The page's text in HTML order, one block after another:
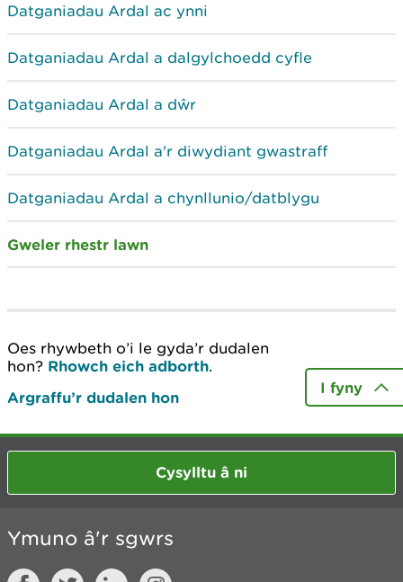
Datganiadau Ardal ac ynni
Datganiadau Ardal a dalgylchoedd cyfle
Datganiadau Ardal a dŵr
Datganiadau Ardal a'r diwydiant gwastraff
Datganiadau Ardal a chynllunio/datblygu
Gweler rhestr lawn
Oes rhywbeth o’i le gyda’r dudalen
hon? Rhowch eich adborth.
Argraffu’r dudalen hon
I fyny
Cysylltu â ni
Ymuno â'r sgwrs